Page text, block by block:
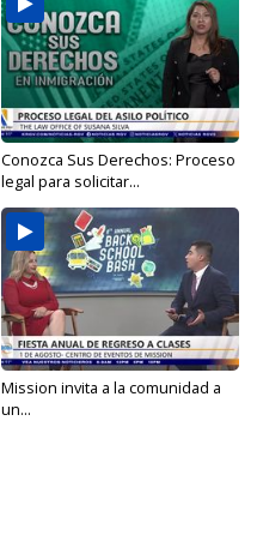
Conozca Sus Derechos: Proceso
legal para solicitar...
Mission invita a la comunidad a
un...